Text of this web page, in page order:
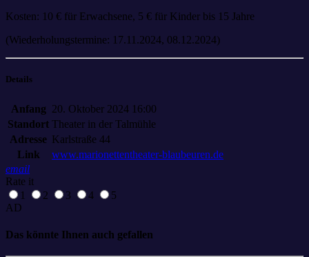
Kosten: 10 € für Erwachsene, 5 € für Kinder bis 15 Jahre
(Wiederholungstermine: 17.11.2024, 08.12.2024)
Details
Anfang 20. Oktober 2024 16:00
Standort Theater in der Talmühle
Adresse Karlstraße 44
Link
www.marionettentheater-blaubeuren.de
email
Rate it
1
2 3 4
5
AD
Das könnte Ihnen auch gefallen